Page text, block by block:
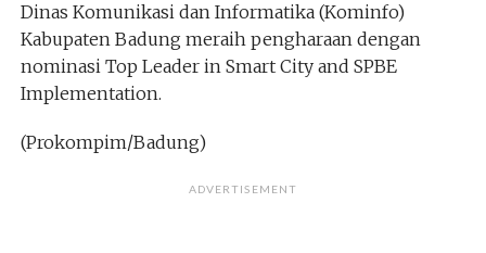
Dinas Komunikasi dan Informatika (Kominfo)
Kabupaten Badung meraih pengharaan dengan
nominasi Top Leader in Smart City and SPBE
Implementation.
(Prokompim/Badung)
ADVERTISEMENT